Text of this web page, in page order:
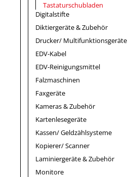
Tastaturschubladen
Digitalstifte
Diktiergeräte & Zubehör
Drucker/ Multifunktionsgeräte
EDV-Kabel
EDV-Reinigungsmittel
Falzmaschinen
Faxgeräte
Kameras & Zubehör
Kartenlesegeräte
Kassen/ Geldzählsysteme
Kopierer/ Scanner
Laminiergeräte & Zubehör
Monitore